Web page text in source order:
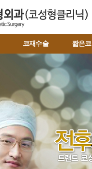
코재수술 짧은코